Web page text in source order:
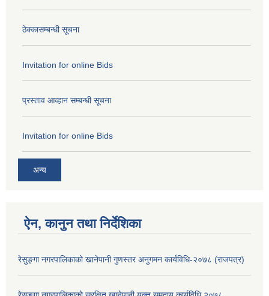
ठेक्कासम्बन्धी सूचना
Invitation for online Bids
प्रस्ताव आव्हान सम्बन्धी सूचना
Invitation for online Bids
अन्य
ऐन, कानुन तथा निर्देशिका
रेसुङ्गा नगरपालिकाको खानेपानी गुणस्तर अनुगमन कार्यविधि-२०७८ (राजपत्र)